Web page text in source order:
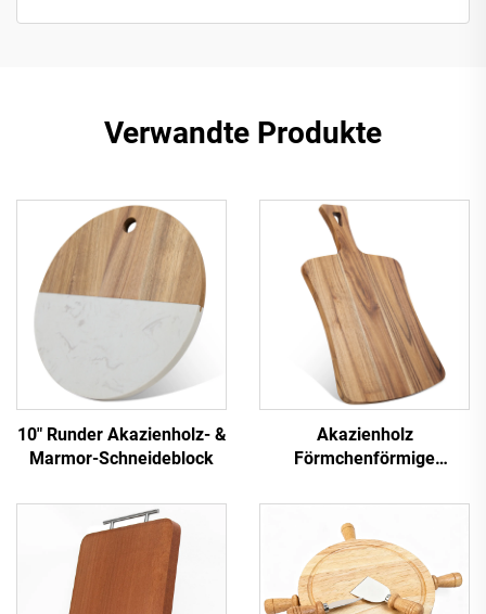
Verwandte Produkte
10" Runder Akazienholz- &
Marmor-Schneideblock
Akazienholz
Förmchenförmige